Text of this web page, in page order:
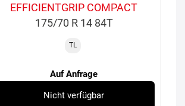
EFFICIENTGRIP COMPACT
175/70 R 14 84T
TL
Auf Anfrage
Nicht verfügbar